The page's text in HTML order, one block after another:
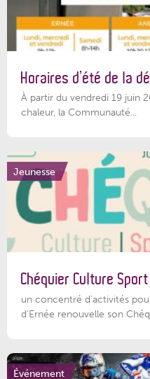
Horaires d’été de la
À partir du vendredi 19 juin
chaleur, la Communauté...
Jeunesse
Chéquier Culture
un concentré d’activités
d’Ernée renouvelle son
Événement